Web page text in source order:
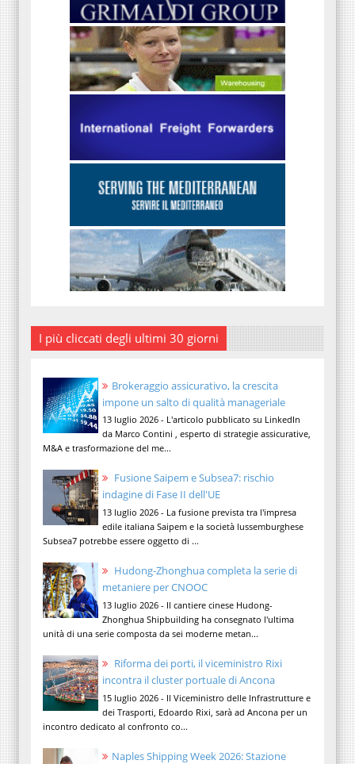
I più cliccati degli ultimi 30 giorni
Brokeraggio assicurativo, la crescita
impone un salto di qualità manageriale
13 luglio 2026 - L'articolo pubblicato su LinkedIn
da Marco Contini , esperto di strategie assicurative,
M&A e trasformazione del me...
Fusione Saipem e Subsea7: rischio
indagine di Fase II dell'UE
13 luglio 2026 - La fusione prevista tra l'impresa
edile italiana Saipem e la società lussemburghese
Subsea7 potrebbe essere oggetto di ...
Hudong-Zhonghua completa la serie di
metaniere per CNOOC
13 luglio 2026 - Il cantiere cinese Hudong-
Zhonghua Shipbuilding ha consegnato l'ultima
unità di una serie composta da sei moderne metan...
Riforma dei porti, il viceministro Rixi
incontra il cluster portuale di Ancona
15 luglio 2026 - Il Viceministro delle Infrastrutture e
dei Trasporti, Edoardo Rixi, sarà ad Ancona per un
incontro dedicato al confronto co...
Naples Shipping Week 2026: Stazione